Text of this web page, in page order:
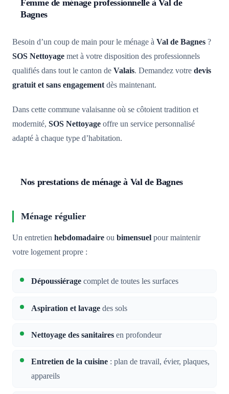
Femme de ménage professionnelle à Val de
Bagnes
Besoin d’un coup de main pour le ménage à Val de Bagnes ?
SOS Nettoyage met à votre disposition des professionnels
qualifiés dans tout le canton de Valais. Demandez votre devis
gratuit et sans engagementdès maintenant.
Dans cette commune valaisanne où se côtoient tradition et
modernité, SOS Nettoyage offre un service personnalisé
adapté à chaque type d’habitation.
Nos prestations de ménage à Val de Bagnes
Ménage régulier
Un entretien hebdomadaire ou bimensuel pour maintenir
votre logement propre :
Dépoussiérage complet de toutes les surfaces
Aspiration et lavage des sols
Nettoyage des sanitaires en profondeur
Entretien de la cuisine : plan de travail, évier, plaques,
appareils